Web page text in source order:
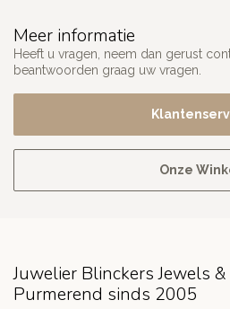
Meer informatie
Heeft u vragen, neem dan gerust
beantwoorden graag uw vragen.
Onze
Juwelier Blinckers Jewels
Purmerend sinds 2005